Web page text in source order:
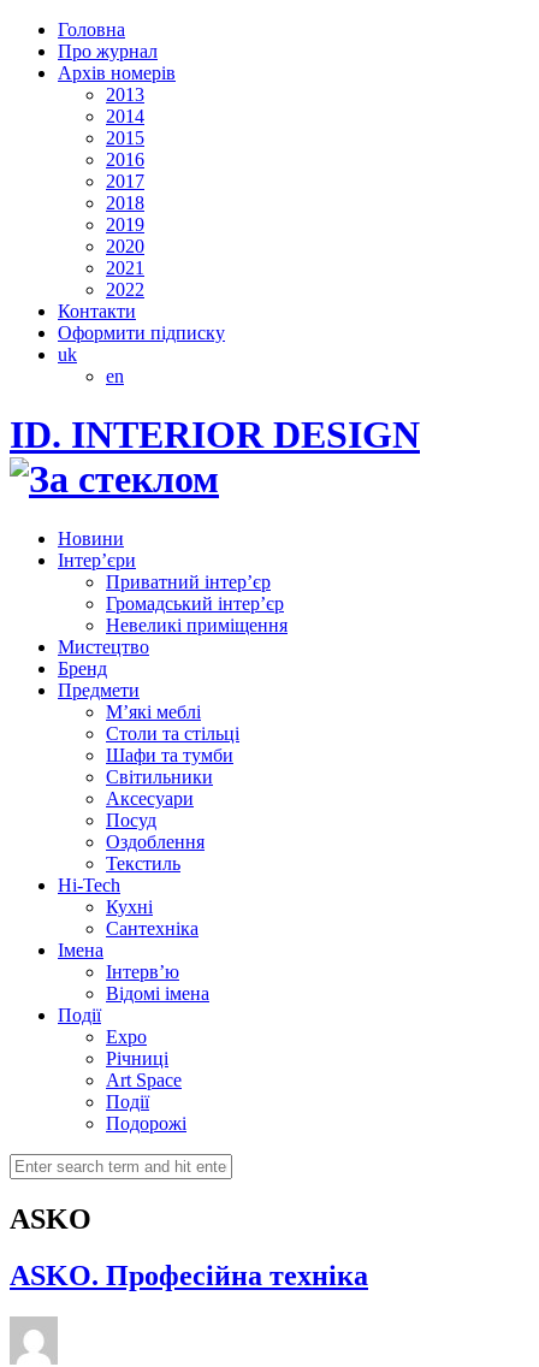
Головна
Про журнал
Архів номерів
2013
2014
2015
2016
2017
2018
2019
2020
2021
2022
Контакти
Оформити підписку
uk
en
ID. INTERIOR DESIGN
Новини
Інтер’єри
Приватний інтер’єр
Громадський інтер’єр
Невеликі приміщення
Мистецтво
Бренд
Предмети
М’які меблі
Столи та стільці
Шафи та тумби
Світильники
Аксесуари
Посуд
Оздоблення
Текстиль
Hi-Tech
Кухні
Сантехніка
Імена
Інтерв’ю
Відомі імена
Події
Expo
Річниці
Art Space
Події
Подорожі
ASKO
ASKO. Професійна техніка